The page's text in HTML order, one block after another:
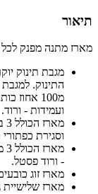
תיאור
מארז מתנה מפנק לכל
מגבת תינוק
התינוק.
מ100
ועמידות - ורוד.
וסגירת
- ורוד פסטל.
מארז זוג
מארז שלישיית